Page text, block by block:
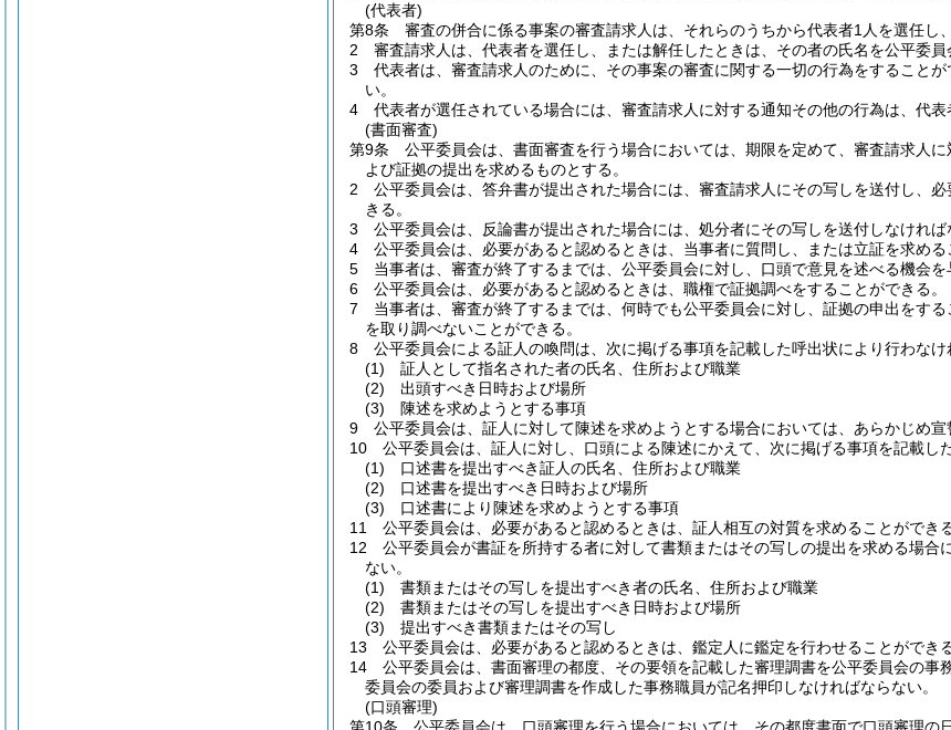
(代表者)
第8条
審査の併合に係る事案の審査請求人は、それらのうちから代表者1人を選任し
2
審査請求人は、代表者を選任し、または解任したときは、その者の氏名を公平委員
3
代表者は、審査請求人のために、その事案の審査に関する一切の行為をすることが
い。
4
代表者が選任されている場合には、審査請求人に対する通知その他の行為は、代表
(書面審査)
第9条
公平委員会は、書面審査を行う場合においては、期限を定めて、審査請求人
よび証拠の提出を求めるものとする。
2
公平委員会は、答弁書が提出された場合には、審査請求人にその写しを送付し、
きる。
3
公平委員会は、反論書が提出された場合には、処分者にその写しを送付しなければ
4
公平委員会は、必要があると認めるときは、当事者に質問し、または立証を求める
5
当事者は、審査が終了するまでは、公平委員会に対し、口頭で意見を述べる機会を
6
公平委員会は、必要があると認めるときは、職権で証拠調べをすることができる。
7
当事者は、審査が終了するまでは、何時でも公平委員会に対し、証拠の申出をする
を取り調べないことができる。
8
公平委員会による証人の喚問は、次に掲げる事項を記載した呼出状により行わなけ
(1)
証人として指名された者の氏名、住所および職業
(2)
出頭すべき日時および場所
(3)
陳述を求めようとする事項
9
公平委員会は、証人に対して陳述を求めようとする場合においては、あらかじめ宣
10
公平委員会は、証人に対し、口頭による陳述にかえて、次に掲げる事項を記載し
(1)
口述書を提出すべき証人の氏名、住所および職業
(2)
口述書を提出すべき日時および場所
(3)
口述書により陳述を求めようとする事項
11
公平委員会は、必要があると認めるときは、証人相互の対質を求めることができる
12
公平委員会が書証を所持する者に対して書類またはその写しの提出を求める場
ない。
(1)
書類またはその写しを提出すべき者の氏名、住所および職業
(2)
書類またはその写しを提出すべき日時および場所
(3)
提出すべき書類またはその写し
13
公平委員会は、必要があると認めるときは、鑑定人に鑑定を行わせることができる
14
公平委員会は、書面審理の都度、その要領を記載した審理調書を公平委員会の事
委員会の委員および審理調書を作成した事務職員が記名押印しなければならない。
(口頭審理)